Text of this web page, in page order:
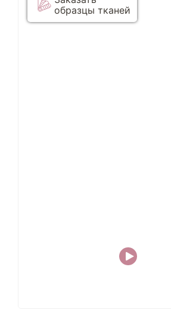
образцы тканей